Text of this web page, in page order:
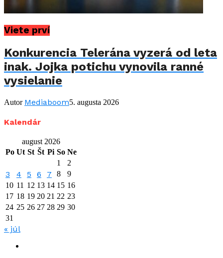
Viete prví
Konkurencia Telerána vyzerá od leta
inak. Jojka potichu vynovila ranné
vysielanie
Autor Mediaboom5. augusta 2026
Kalendár
august 2026
Po Ut St Št Pi So Ne
1
2
3 4 5 6 7 8
9
10 11 12 13 14 15 16
17 18 19 20 21 22 23
24 25 26 27 28 29 30
31
« júl